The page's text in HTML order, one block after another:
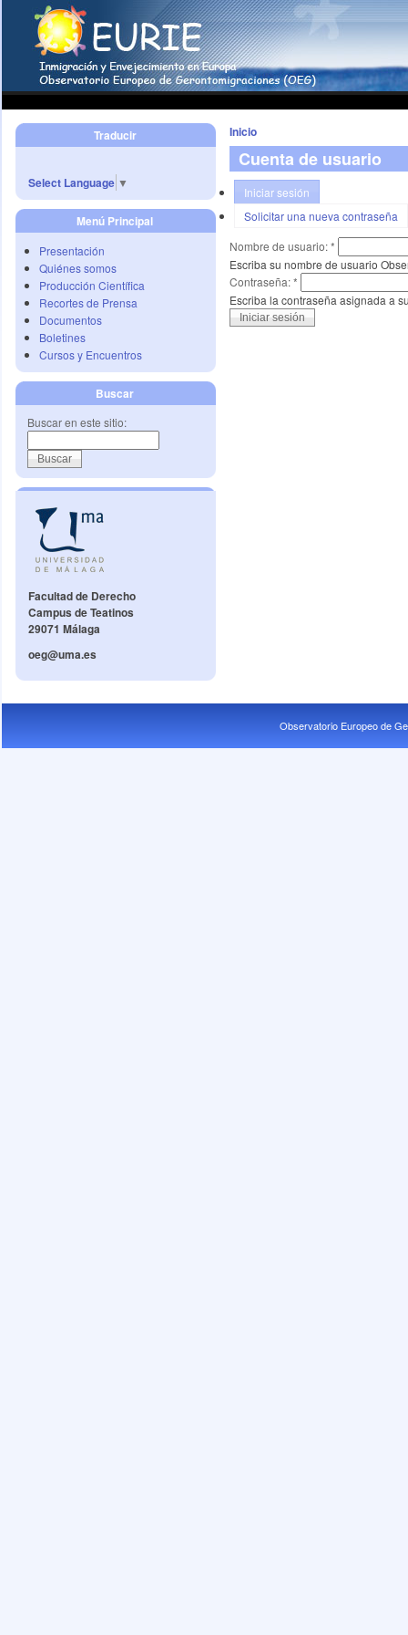
Traducir
Select Language ▼
Menú Principal
Presentación
Quiénes somos
Producción Científica
Recortes de Prensa
Documentos
Boletines
Cursos y Encuentros
Buscar
Buscar en este sitio:
Facultad de Derecho
Campus de Teatinos
29071 Málaga
oeg@uma.es
Inicio
Cuenta de usuario
Iniciar sesión
Solicitar una nueva contraseña
Nombre de usuario:*
Escriba su nombre de usuario
Contraseña:*
Escriba la contraseña asignada a
Observatorio Europeo de